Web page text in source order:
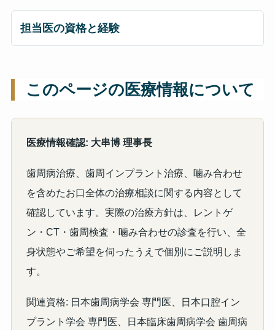
担当医の資格と経験
このページの医療情報について
医療情報確認: 大串博 理事長
歯周病治療、歯周インプラント治療、噛み合わせ
を含めたお口全体の治療相談に関する内容として
確認しています。実際の治療方針は、レントゲ
ン・CT・歯周検査・噛み合わせの診査を行い、全
身状態やご希望を伺ったうえで個別にご説明しま
す。
関連資格: 日本歯周病学会 専門医、日本口腔イン
プラント学会 専門医、日本臨床歯周病学会 歯周病